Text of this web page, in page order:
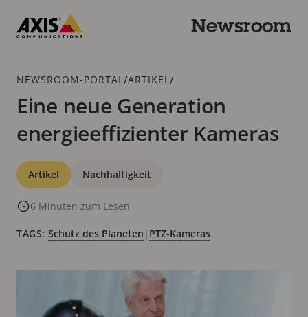
Hauptinhalt
springen
Newsroom
Breadcrumb
NEWSROOM-PORTAL /ARTIKEL /
Eine neue Generation
energieeffizienter Kameras
Kategorien
Artikel Nachhaltigkeit
6 Minuten zum Lesen
TAGS: Schutz des Planeten | PTZ-Kameras